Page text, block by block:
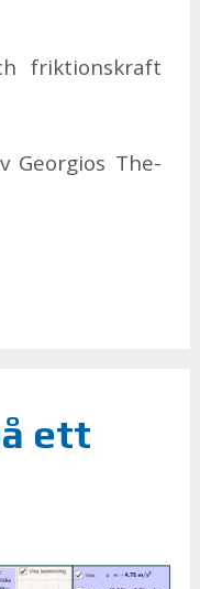
frik­tions­kraft
Ge­or­gi­os The­
ett